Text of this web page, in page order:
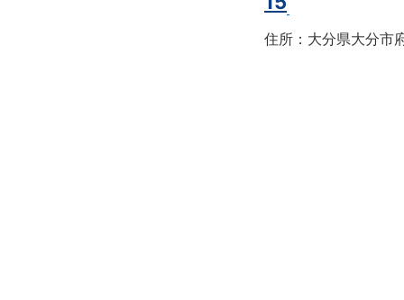
住所：大分県大分市